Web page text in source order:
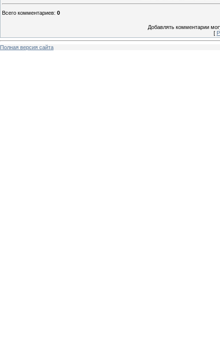
Всего комментариев: 0
Добавлять комментарии
[
Полная версия сайта